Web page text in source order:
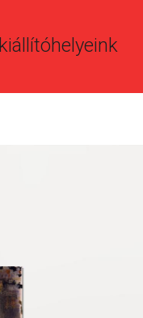
kiállítóhelyeink